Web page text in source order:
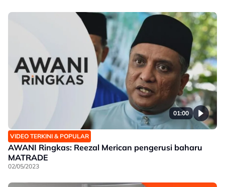
01:00
VIDEO TERKINI & POPULAR
AWANI Ringkas: Reezal Merican pengerusi baharu
MATRADE
02/05/2023